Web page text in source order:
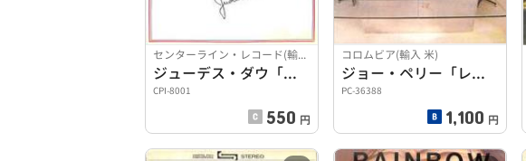
センターライン・レコード(輸入 米)
ジューデス・ダウ「アイ・ラヴ・アメリカ」
CPI-8001
550 円
コロムビア(輸入 米)
ジョー・ペリー「レット・ザ・ミュージック・ドゥ・ザ・トーキン
PC-36388
1,100 円